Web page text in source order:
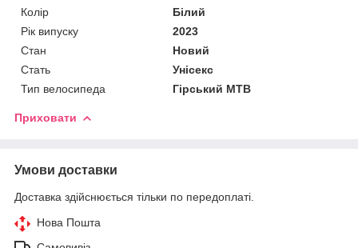
Колір
Білий
Рік випуску
2023
Стан
Новий
Стать
Унісекс
Тип велосипеда
Гірський MTB
Приховати
Умови доставки
Доставка здійснюється тільки по передоплаті.
Нова Пошта